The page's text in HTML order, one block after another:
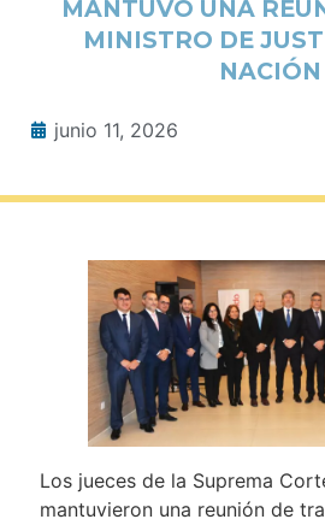
MANTUVO UNA
MINISTRO DE
NACIÓN
junio 11, 2026
Los jueces de la Suprema
mantuvieron una reunión de